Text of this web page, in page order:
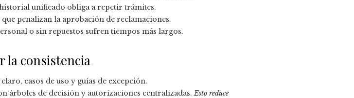
historial unificado obliga a repetir trámites.
que penalizan la aprobación de reclamaciones.
o sin repuestos sufren tiempos más largos.
la consistencia
casos de uso y guías de excepción.
árboles de decisión y autorizaciones centralizadas. Esto reduce